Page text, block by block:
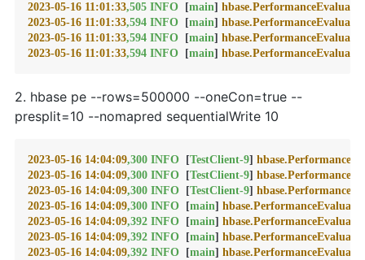
2023-05-16 11:01:33,505 INFO
  [
main]
2023-05-16 11:01:33,594 INFO
  [
main]
2023-05-16 11:01:33,594 INFO
  [
main]
2023-05-16 11:01:33,594 INFO
  [
main]
2. hbase pe --rows=500000 --oneCon=true --
presplit=10 --nomapred sequentialWrite 10
2023-05-16 14:04:09,300 INFO
  [
TestClient-9]
2023-05-16 14:04:09,300 INFO
  [
TestClient-9]
2023-05-16 14:04:09,300 INFO
  [
TestClient-9]
2023-05-16 14:04:09,300 INFO
  [
main]
2023-05-16 14:04:09,392 INFO
  [
main]
2023-05-16 14:04:09,392 INFO
  [
main]
2023-05-16 14:04:09,392 INFO
  [
main]